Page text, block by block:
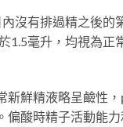
沒有排過精之後的
1.5毫升，均視為正
新鮮精液略呈鹼性
偏酸時精子活動能力